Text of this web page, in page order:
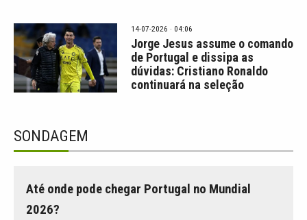
14-07-2026 · 04:06
Jorge Jesus assume o comando
de Portugal e dissipa as
dúvidas: Cristiano Ronaldo
continuará na seleção
SONDAGEM
Até onde pode chegar Portugal no Mundial
2026?